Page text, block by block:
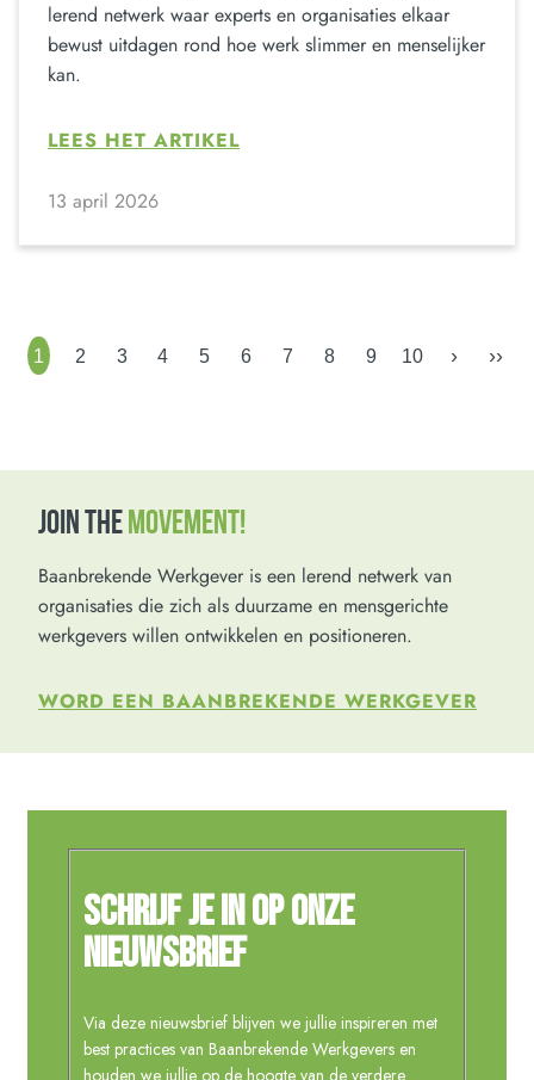
lerend netwerk waar experts en organisaties elkaar
bewust uitdagen rond hoe werk slimmer en menselijker
kan.
LEES HET ARTIKEL
13 april 2026
1 2 3 4 5 6 7 8 9 10 › ››
JOIN THEMOVEMENT!
Baanbrekende Werkgever is een lerend netwerk van
organisaties die zich als duurzame en mensgerichte
werkgevers willen ontwikkelen en positioneren.
WORD EEN BAANBREKENDE WERKGEVER